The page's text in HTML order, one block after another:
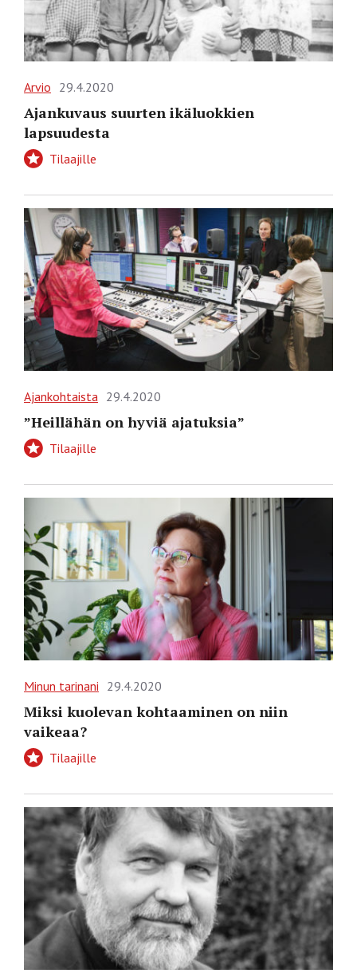
Arvio 29.4.2020
Ajankuvaus suurten ikäluokkien
lapsuudesta
Tilaajille
Ajankohtaista 29.4.2020
”Heillähän on hyviä ajatuksia”
Tilaajille
Minun tarinani 29.4.2020
Miksi kuolevan kohtaaminen on niin
vaikeaa?
Tilaajille